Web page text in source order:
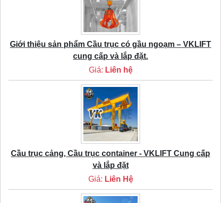
Giới thiệu sản phẩm Cầu trục có gầu ngoạm – VKLIFT
cung cấp và lắp đặt.
Giá: Liên hệ
Cầu trục cảng, Cầu trục container - VKLIFT Cung cấp
và lắp đặt
Giá: Liên Hệ